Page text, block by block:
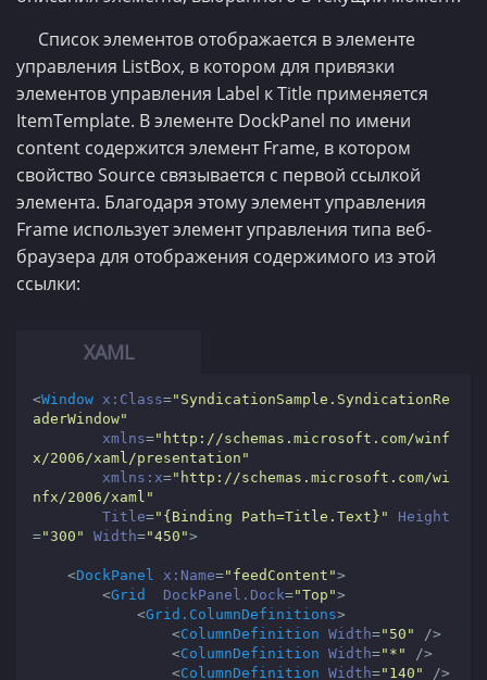
Список элементов отображается в элементе
управления ListBox, в котором для привязки
элементов управления Label к Title применяется
ItemTemplate. В элементе DockPanel по имени
content содержится элемент Frame, в котором
свойство Source связывается с первой ссылкой
элемента. Благодаря этому элемент управления
Frame использует элемент управления типа веб-
браузера для отображения содержимого из этой
ссылки:
<Window x:Class="SyndicationSample.SyndicationRe
aderWindow"
xmlns="http://schemas.microsoft.com/winf
x/2006/xaml/presentation"
xmlns:x="http://schemas.microsoft.com/wi
nfx/2006/xaml"
Title="{Binding Path=Title.Text}"
Height
="300" Width="450">
<DockPanel x:Name="feedContent">
<Grid DockPanel.Dock="Top">
<Grid.ColumnDefinitions>
<ColumnDefinition Width="50"
/>
<ColumnDefinition Width="*"
/>
<ColumnDefinition Width="140"
/>